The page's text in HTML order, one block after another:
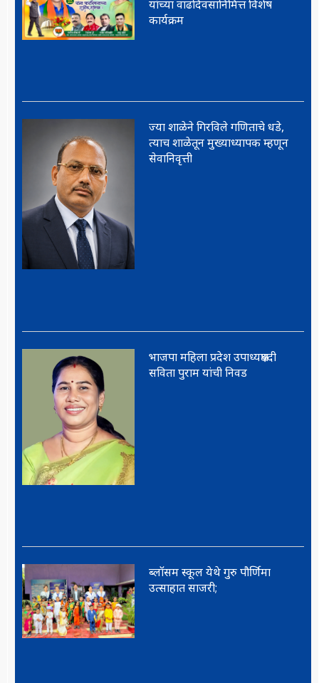
यांच्या वाढदिवसानिमित्त विशेष
कार्यक्रम
ज्या शाळेने गिरविले गणिताचे धडे,
त्याच शाळेतून मुख्याध्यापक म्हणून
सेवानिवृत्ती
भाजपा महिला प्रदेश उपाध्यक्षपदी
सविता पुराम यांची निवड
ब्लॉसम स्कूल येथे गुरु पौर्णिमा
उत्साहात साजरी;